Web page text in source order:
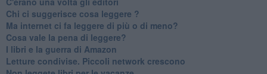
​Chi ci suggerisce cosa leggere ?
​Ma internet ci fa leggere di più o di meno?
​Cosa vale la pena di leggere?
I libri e la guerra di Amazon
​Letture condivise. Piccoli network crescono